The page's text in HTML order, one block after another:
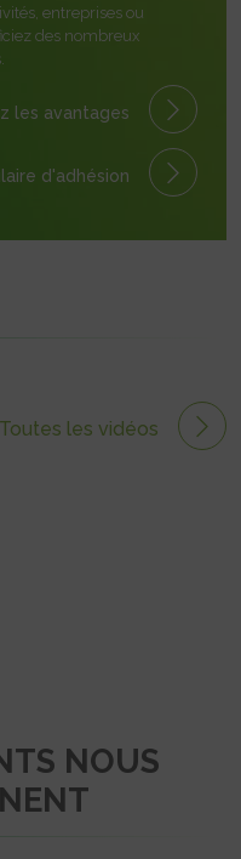
entreprises ou
des nombreux
les avantages
d'adhésion
Toutes les vidéos
NOUS